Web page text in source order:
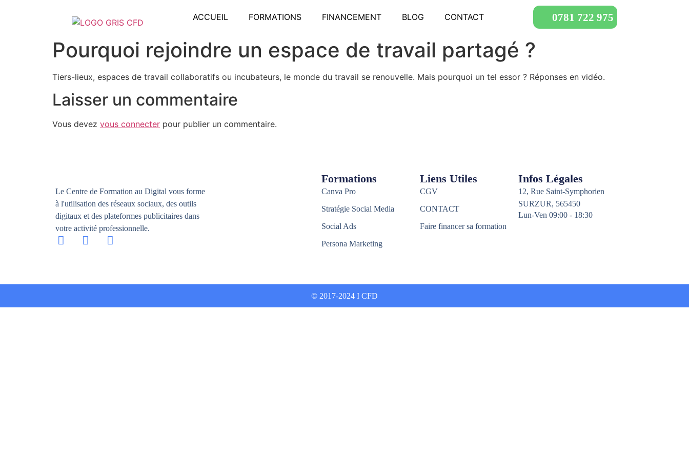
ACCUEIL FORMATIONS FINANCEMENT BLOG CONTACT 0781 722 975
Pourquoi rejoindre un espace de travail partagé ?
Tiers-lieux, espaces de travail collaboratifs ou incubateurs, le monde du travail se renouvelle. Mais pourquoi un tel essor ? Réponses en vidéo.
Laisser un commentaire
Vous devez vous connecter pour publier un commentaire.
Le Centre de Formation au Digital vous forme
à l'utilisation des réseaux sociaux, des outils
digitaux et des plateformes publicitaires dans
votre activité professionnelle.
Formations
Canva Pro
Stratégie Social Media
Social Ads
Persona Marketing
Liens Utiles
CGV
CONTACT
Faire financer sa formation
Infos Légales
12, Rue Saint-Symphorien
SURZUR, 565450
Lun-Ven 09:00 - 18:30
© 2017-2024 I CFD